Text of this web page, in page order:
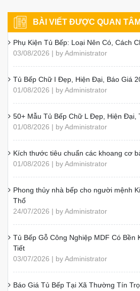
BÀI VIẾT ĐƯỢC QUAN
Phụ Kiện Tủ Bếp: Loại Nên Có, Cách
03/08/2026 | by Administrator
Tủ Bếp Chữ I Đẹp, Hiện Đại, Báo Giá
01/08/2026 | by Administrator
50+ Mẫu Tủ Bếp Chữ L Đẹp, Hiện Đại,
01/08/2026 | by Administrator
Kích thước tiêu chuẩn các khoang cơ
01/08/2026 | by Administrator
Phong thủy nhà bếp cho người mệnh
Thổ
24/07/2026 | by Administrator
Tủ Bếp Gỗ Công Nghiệp MDF Có Bền
Tiết
03/07/2026 | by Administrator
Báo Giá Tủ Bếp Tại Xã Thường Tín